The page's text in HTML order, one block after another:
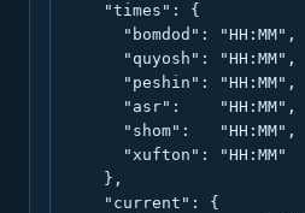
    "times": {
      "bomdod": "HH:MM",
      "quyosh": "HH:MM",
      "peshin": "HH:MM",
      "asr":    "HH:MM",
      "shom":   "HH:MM",
      "xufton": "HH:MM"
    },
    "current": {